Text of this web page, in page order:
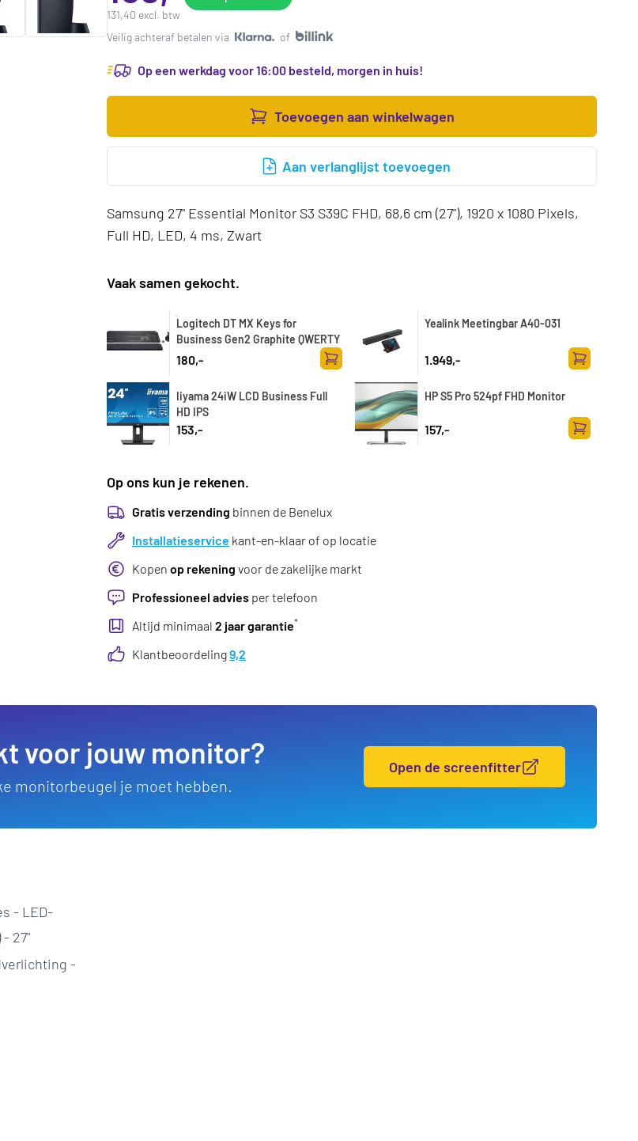
131,40 excl. btw
Veilig achteraf betalen via of
Op een werkdag voor 16:00 besteld, morgen in huis!
Toevoegen aan winkelwagen
Aan verlanglijst toevoegen
Samsung 27" Essential Monitor S3 S39C FHD, 68,6 cm (27"), 1920 x 1080 Pixels,
Full HD, LED, 4 ms, Zwart
Vaak samen gekocht.
Logitech DT MX Keys for
Business Gen2 Graphite QWERTY
180,-
Toevoegen aan winkelwagen
Yealink Meetingbar A40-031
1.949,-
Toevoegen
Iiyama 24iW LCD Business Full
HD IPS
153,-
HP S5 Pro 524pf FHD Monitor
157,-
Toevoegen
Op ons kun je rekenen.
Gratis verzending binnen de Benelux
Installatieservice kant-en-klaar of op locatie
Kopen op rekening voor de zakelijke markt
Professioneel advies per telefoon
Altijd minimaal 2 jaar garantie*
Klantbeoordeling9,2
voor jouw monitor?
monitorbeugel je moet hebben.
Open de screenfitter
- LED-
27"
-